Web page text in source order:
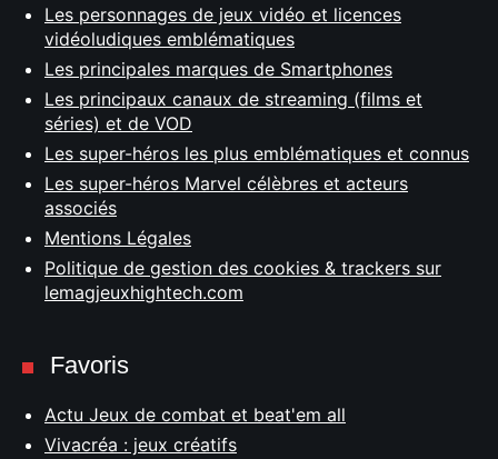
Les personnages de jeux vidéo et licences
vidéoludiques emblématiques
Les principales marques de Smartphones
Les principaux canaux de streaming (films et
séries) et de VOD
Les super-héros les plus emblématiques et connus
Les super-héros Marvel célèbres et acteurs
associés
Mentions Légales
Politique de gestion des cookies & trackers sur
lemagjeuxhightech.com
Favoris
Actu Jeux de combat et beat'em all
Vivacréa : jeux créatifs